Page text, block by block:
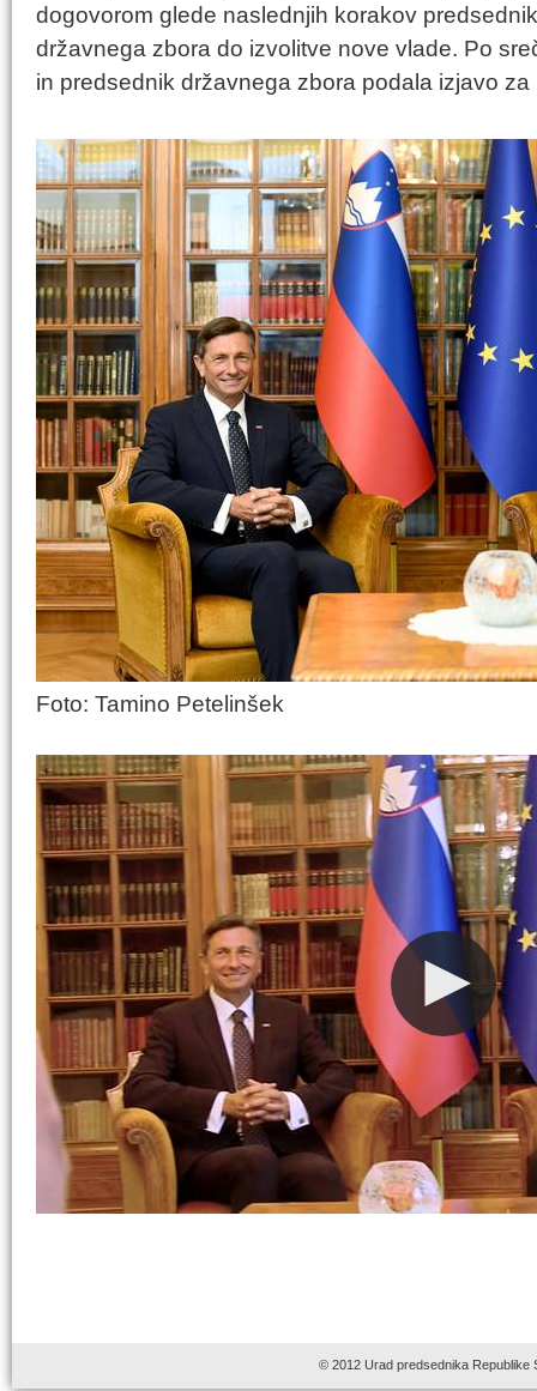
dogovorom glede naslednjih korakov
državnega zbora do izvolitve nove vlade. Po
in predsednik državnega zbora podala izjavo
Foto: Tamino Petelinšek
© 2012 Urad predsednika